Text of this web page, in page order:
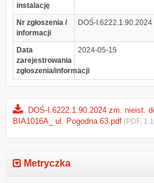
instalację
Nr zgłoszenia /
informacji
DOŚ-I.6222.1.90.2024
Data
zarejestrowania
zgłoszenia/informacji
2024-05-15
DOŚ-I.6222.1.90.2024 zm. nieist.
BIA1016A_ ul. Pogodna 63.pdf (PDF,
Metryczka